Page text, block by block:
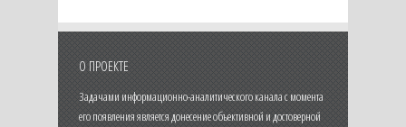
О ПРОЕКТЕ
Задачами информационно-аналитического канала с момента
его появления является донесение объективной и достоверной